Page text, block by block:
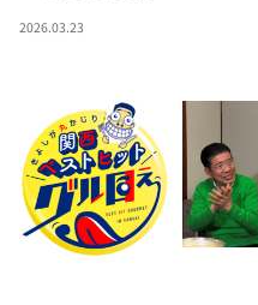
～人生密着トークバラ
て真剣です
news おかえり
河合＆A.B.C-Z塚田×福
（news おかえり）
DAIGOも台所 ～きょう
本日はダイアンなり！
2026.03.23